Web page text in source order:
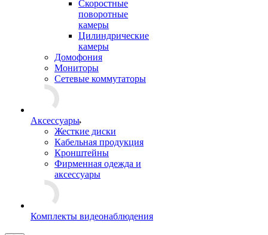
Скоростные
поворотные
камеры
Цилиндрические
камеры
Домофония
Мониторы
Сетевые коммутаторы
Аксессуары
Жесткие диски
Кабельная продукция
Кронштейны
Фирменная одежда и
аксессуары
Комплекты видеонаблюдения